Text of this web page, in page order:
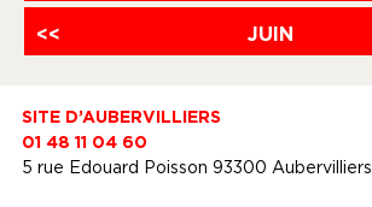
<< JUIN
SITE D’AUBERVILLIERS
01 48 11 04 60
5 rue Edouard Poisson 93300 Aubervilliers